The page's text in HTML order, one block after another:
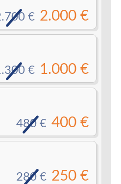
2.000 €
2.700 €
1.000 €
1.300 €
400 €
480 €
250 €
280 €